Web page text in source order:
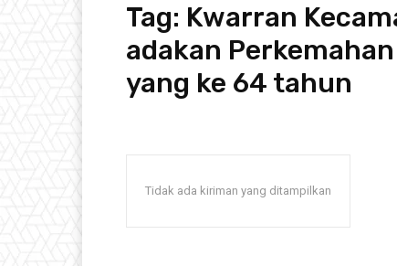
Tag: Kwarran
adakan
yang ke 64 tahun
Tidak ada kiriman yang ditampilkan